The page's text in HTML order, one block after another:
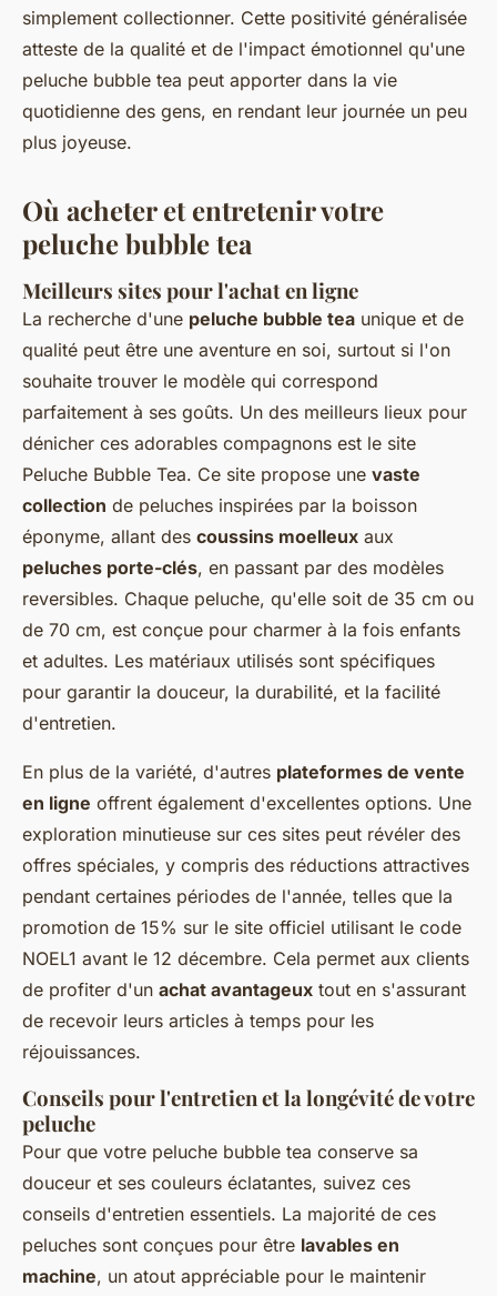
simplement collectionner. Cette positivité généralisée
atteste de la qualité et de l'impact émotionnel qu'une
peluche bubble tea peut apporter dans la vie
quotidienne des gens, en rendant leur journée un peu
plus joyeuse.
Où acheter et entretenir votre
peluche bubble tea
Meilleurs sites pour l'achat en ligne
La recherche d'une peluche bubble tea unique et de
qualité peut être une aventure en soi, surtout si l'on
souhaite trouver le modèle qui correspond
parfaitement à ses goûts. Un des meilleurs lieux pour
dénicher ces adorables compagnons est le site
Peluche Bubble Tea. Ce site propose une vaste
collection de peluches inspirées par la boisson
éponyme, allant des coussins moelleux aux
peluches porte-clés, en passant par des modèles
reversibles. Chaque peluche, qu'elle soit de 35 cm ou
de 70 cm, est conçue pour charmer à la fois enfants
et adultes. Les matériaux utilisés sont spécifiques
pour garantir la douceur, la durabilité, et la facilité
d'entretien.
En plus de la variété, d'autres plateformes de vente
en ligne offrent également d'excellentes options. Une
exploration minutieuse sur ces sites peut révéler des
offres spéciales, y compris des réductions attractives
pendant certaines périodes de l'année, telles que la
promotion de 15% sur le site officiel utilisant le code
NOEL1 avant le 12 décembre. Cela permet aux clients
de profiter d'un achat avantageux tout en s'assurant
de recevoir leurs articles à temps pour les
réjouissances.
Conseils pour l'entretien et la longévité de votre
peluche
Pour que votre peluche bubble tea conserve sa
douceur et ses couleurs éclatantes, suivez ces
conseils d'entretien essentiels. La majorité de ces
peluches sont conçues pour être lavables en
machine, un atout appréciable pour le maintenir